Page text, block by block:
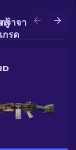
ว่าจากการอัป
เกรด
สู้